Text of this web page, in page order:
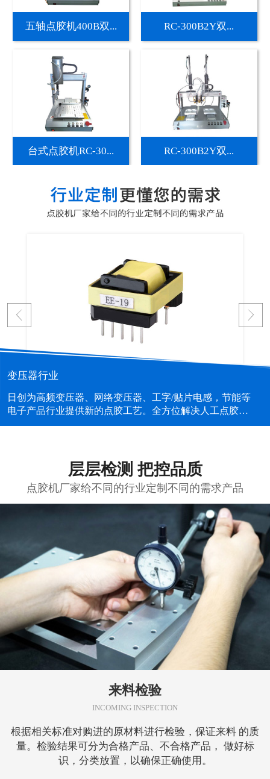
五轴点胶机400B双... RC-300B2Y双...
台式点胶机RC-30... RC-300B2Y双...
变压器行业
日创为高频变压器、网络变压器、工字/贴片电感，节能等
电子产品行业提供新的点胶工艺。全方位解决人工点胶的
不良、提高效率、胶量控制、工位脏乱等问题。...
层层检测 把控品质
点胶机厂家给不同的行业定制不同的需求产品
来料检验
INCOMING INSPECTION
根据相关标准对购进的原材料进行检验，保证来料 的质
量。检验结果可分为合格产品、不合格产品， 做好标
识，分类放置，以确保正确使用。